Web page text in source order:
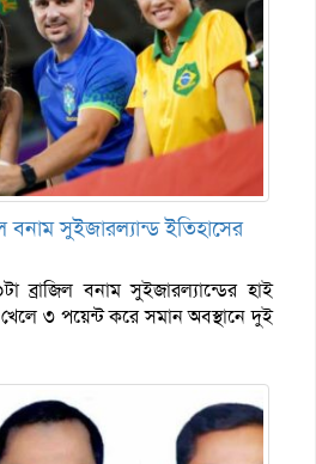
বনাম সুইজারল্যান্ড ইতিহাসের
ব্রাজিল বনাম সুইজারল্যান্ডের হাই
৩ পয়েন্ট করে সমান অবস্থানে দুই